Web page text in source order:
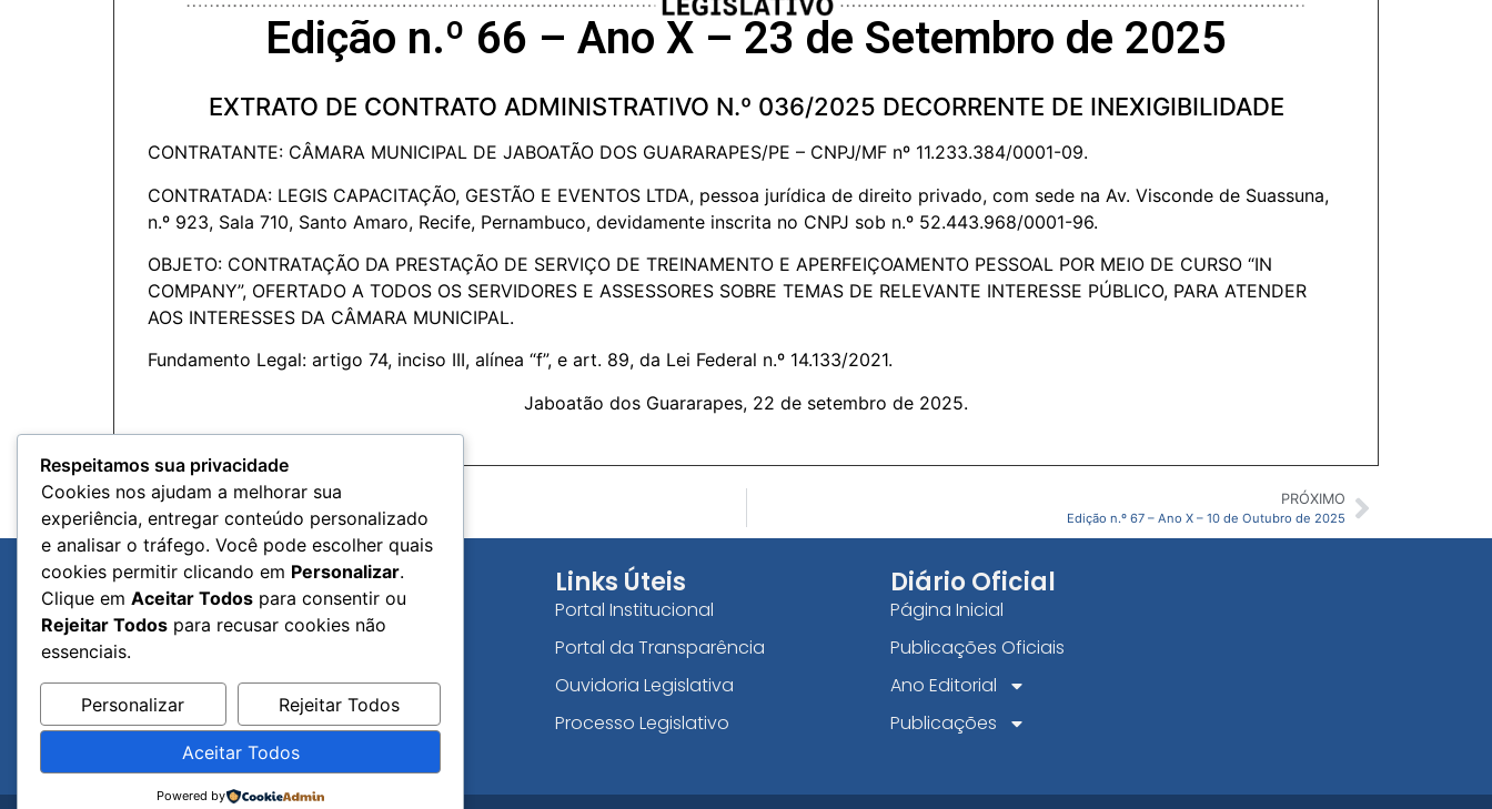
Edição n.º 66 – Ano X – 23 de Setembro de 2025
EXTRATO DE CONTRATO ADMINISTRATIVO N.º 036/2025 DECORRENTE DE INEXIGIBILIDADE
CONTRATANTE: CÂMARA MUNICIPAL DE JABOATÃO DOS GUARARAPES/PE – CNPJ/MF nº 11.233.384/0001-09.
CONTRATADA: LEGIS CAPACITAÇÃO, GESTÃO E EVENTOS LTDA, pessoa jurídica de direito privado, com sede na Av. Visconde de Suassuna,
n.º 923, Sala 710, Santo Amaro, Recife, Pernambuco, devidamente inscrita no CNPJ sob n.º 52.443.968/0001-96.
OBJETO: CONTRATAÇÃO DA PRESTAÇÃO DE SERVIÇO DE TREINAMENTO E APERFEIÇOAMENTO PESSOAL POR MEIO DE CURSO “IN
COMPANY”, OFERTADO A TODOS OS SERVIDORES E ASSESSORES SOBRE TEMAS DE RELEVANTE INTERESSE PÚBLICO, PARA ATENDER
AOS INTERESSES DA CÂMARA MUNICIPAL.
Fundamento Legal: artigo 74, inciso III, alínea “f”, e art. 89, da Lei Federal n.º 14.133/2021.
Jaboatão dos Guararapes, 22 de setembro de 2025.
ANTERIOR
Edição n.º 65 – Ano X – 17 de Setembro de 2025
PRÓXIMO
Edição n.º 67 – Ano X – 10 de Outubro de 2025
Links Úteis
Portal Institucional
Portal da Transparência
Ouvidoria Legislativa
Processo Legislativo
Diário Oficial
Página Inicial
Publicações Oficiais
Ano Editorial
Publicações
Respeitamos sua privacidade
Cookies nos ajudam a melhorar sua
experiência, entregar conteúdo personalizado
e analisar o tráfego. Você pode escolher quais
cookies permitir clicando em Personalizar.
Clique em Aceitar Todos para consentir ou
Rejeitar Todos para recusar cookies não
essenciais.
Personalizar Rejeitar Todos
Aceitar Todos
Powered by